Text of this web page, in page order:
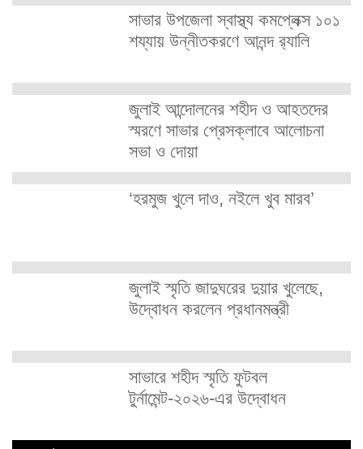
সাভার উপজেলা স্বাস্থ্য কমপ্লেক্স ১০১
শয্যায় উন্নীতকরণে আনন্দ র‍্যালি
জুলাই আন্দোলনের শহীদ ও আহতদের
স্মরণে সাভার প্রেসক্লাবে আলোচনা
সভা ও দোয়া
‘হরমুজ খুলে দাও, নইলে খুব মারব’
জুলাই স্মৃতি জাদুঘরের দুয়ার খুলেছে,
উদ্বোধন করলেন প্রধানমন্ত্রী
সাভারে শহীদ স্মৃতি ফুটবল
টুর্নামেন্ট-২০২৬-এর উদ্বোধন